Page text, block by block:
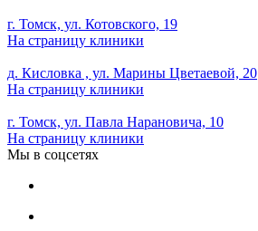
г. Томск, ул. Котовского, 19
На страницу клиники
д. Кисловка , ул. Марины Цветаевой, 20
На страницу клиники
г. Томск, ул. Павла Нарановича, 10
На страницу клиники
Мы в соцсетях